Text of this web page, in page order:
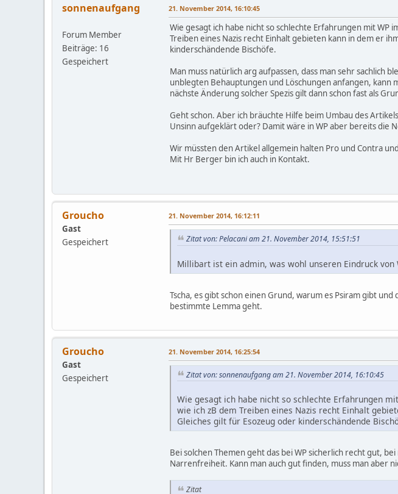
sonnenaufgang
Forum Member
Beiträge: 16
Gespeichert
21. November 2014, 16:10:45
Wie gesagt ich habe nicht so schlechte Erfahrungen mit
Treiben eines Nazis recht Einhalt gebieten kann in dem er
kinderschändende Bischöfe.
Man muss natürlich arg aufpassen, dass man sehr sachlich
unblegten Behauptungen und Löschungen anfangen, kann
nächste Änderung solcher Spezis gilt dann schon fast als
Geht schon. Aber ich bräuchte Hilfe beim Umbau des
Unsinn aufgeklärt oder? Damit wäre in WP aber bereits die
Wir müssten den Artikel allgemein halten Pro und Contra
Mit Hr Berger bin ich auch in Kontakt.
Groucho
Gast
Gespeichert
21. November 2014, 16:12:11
Zitat von: Pelacani am 21. November 2014, 15:51:51
Millibart ist ein admin, was wohl unseren Eindruck
Tscha, es gibt schon einen Grund, warum es Psiram gibt
bestimmte Lemma geht.
Groucho
Gast
Gespeichert
21. November 2014, 16:25:54
Zitat von: sonnenaufgang am 21. November 2014, 16:10:45
Wie gesagt ich habe nicht so schlechte Erfahrungen
wie ich zB dem Treiben eines Nazis recht Einhalt
Gleiches gilt für Esozeug oder kinderschändende
Bei solchen Themen geht das bei WP sicherlich recht gut,
Narrenfreiheit. Kann man auch gut finden, muss man aber
Zitat